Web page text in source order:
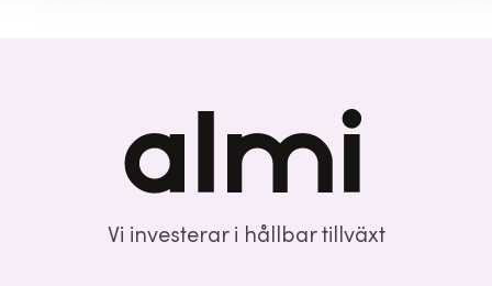
Vi investerar i hållbar tillväxt